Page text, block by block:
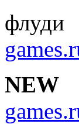
NEW